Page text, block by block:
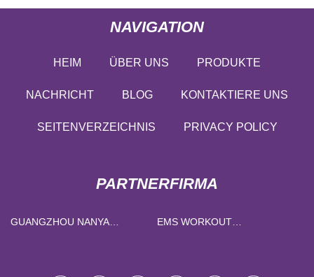
NAVIGATION
HEIM ÜBER UNS PRODUKTE
NACHRICHT BLOG KONTAKTIERE UNS
SEITENVERZEICHNIS PRIVACY POLICY
PARTNERFIRMA
GUANGZHOU NANYA
EMS WORKOUT